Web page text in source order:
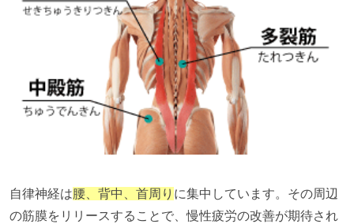
自律神経は腰、背中、首周り に集中しています。その周辺
の筋膜をリリースすることで、慢性疲労の改善が期待され